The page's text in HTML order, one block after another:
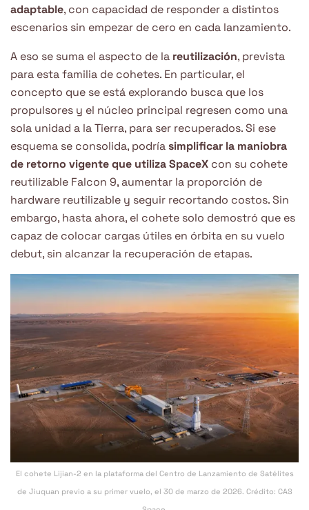
adaptable, con capacidad de responder a distintos
escenarios sin empezar de cero en cada lanzamiento.
A eso se suma el aspecto de la reutilización, prevista
para esta familia de cohetes. En particular, el
concepto que se está explorando busca que los
propulsores y el núcleo principal regresen como una
sola unidad a la Tierra, para ser recuperados. Si ese
esquema se consolida, podría simplificar la maniobra
de retorno vigente que utiliza SpaceX con su cohete
reutilizable Falcon 9, aumentar la proporción de
hardware reutilizable y seguir recortando costos. Sin
embargo, hasta ahora, el cohete solo demostró que es
capaz de colocar cargas útiles en órbita en su vuelo
debut, sin alcanzar la recuperación de etapas.
El cohete Lijian-2 en la plataforma del Centro de Lanzamiento de Satélites
de Jiuquan previo a su primer vuelo, el 30 de marzo de 2026. Crédito: CAS